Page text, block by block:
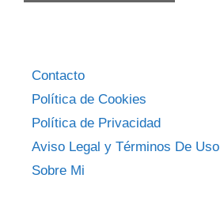
Contacto
Política de Cookies
Política de Privacidad
Aviso Legal y Términos De Uso
Sobre Mi